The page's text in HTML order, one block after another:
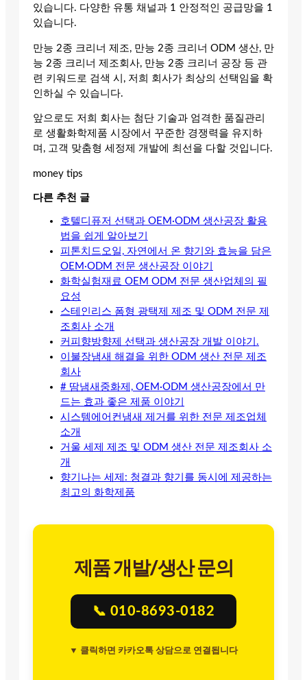
있습니다. 다양한 유통 채널과 1 안정적인 공급망을 1
있습니다.
만능 2종 크리너 제조, 만능 2종 크리너 ODM 생산, 만
능 2종 크리너 제조회사, 만능 2종 크리너 공장 등 관
련 키워드로 검색 시, 저희 회사가 최상의 선택임을 확
인하실 수 있습니다.
앞으로도 저희 회사는 첨단 기술과 엄격한 품질관리
로 생활화학제품 시장에서 꾸준한 경쟁력을 유지하
며, 고객 맞춤형 세정제 개발에 최선을 다할 것입니다.
money tips
다른 추천 글
호텔디퓨저 선택과 OEM·ODM 생산공장 활용
법을 쉽게 알아보기
피톤치드오일, 자연에서 온 향기와 효능을 담은
OEM·ODM 전문 생산공장 이야기
화학실험재료 OEM ODM 전문 생산업체의 필
요성
스테인리스 폼형 광택제 제조 및 ODM 전문 제
조회사 소개
커피향방향제 선택과 생산공장 개발 이야기.
이불장냄새 해결을 위한 ODM 생산 전문 제조
회사
# 땀냄새중화제, OEM·ODM 생산공장에서 만
드는 효과 좋은 제품 이야기
시스템에어컨냄새 제거를 위한 전문 제조업체
소개
거울 세제 제조 및 ODM 생산 전문 제조회사 소
개
향기나는 세제: 청결과 향기를 동시에 제공하는
최고의 화학제품
제품 개발/생산 문의
📞 010-8693-0182
▼ 클릭하면 카카오톡 상담으로 연결됩니다